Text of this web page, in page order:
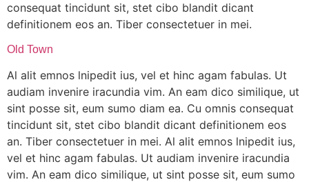
consequat tincidunt sit, stet cibo blandit dicant
definitionem eos an. Tiber consectetuer in mei.
Old Town
Al alit emnos lnipedit ius, vel et hinc agam fabulas. Ut
audiam invenire iracundia vim. An eam dico similique, ut
sint posse sit, eum sumo diam ea. Cu omnis consequat
tincidunt sit, stet cibo blandit dicant definitionem eos
an. Tiber consectetuer in mei. Al alit emnos lnipedit ius,
vel et hinc agam fabulas. Ut audiam invenire iracundia
vim. An eam dico similique, ut sint posse sit, eum sumo